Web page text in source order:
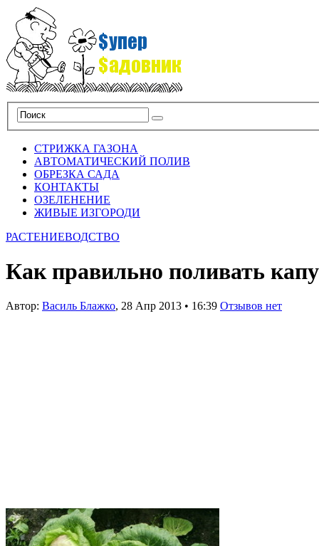
СТРИЖКА ГАЗОНА
АВТОМАТИЧЕСКИЙ ПОЛИВ
ОБРЕЗКА САДА
КОНТАКТЫ
ОЗЕЛЕНЕНИЕ
ЖИВЫЕ ИЗГОРОДИ
РАСТЕНИЕВОДСТВО
Как правильно поливать
Автор: Василь Блажко, 28 Апр 2013 • 16:39 Отзывов нет